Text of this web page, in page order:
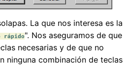
La que nos interesa es la
rápido". Nos aseguramos de que
necesarias y de que no
ninguna combinación de teclas